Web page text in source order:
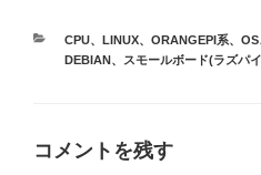
カ
テ
CPU、 LINUX、 ORANGEPI系、 OS
DEBIAN、 スモールボード(ラズパ
コメントを残す